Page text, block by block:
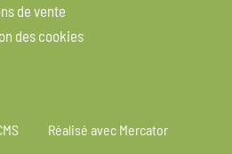
de vente
des cookies
Réalisé avec Mercator